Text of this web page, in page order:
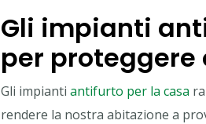
Gli impianti
per proteggere
Gli impianti antifurto per la casa
rendere la nostra abitazione a